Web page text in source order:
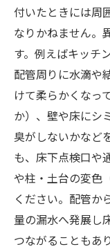
付いたときには周
なりかねません。
す。例えばキッチ
配管周りに水滴や
けて柔らかくなっ
か）、壁や床にシ
臭がしないかなど
も、床下点検口や
や柱・土台の変色
ください。配管か
量の漏水へ発展し
つながることもあ